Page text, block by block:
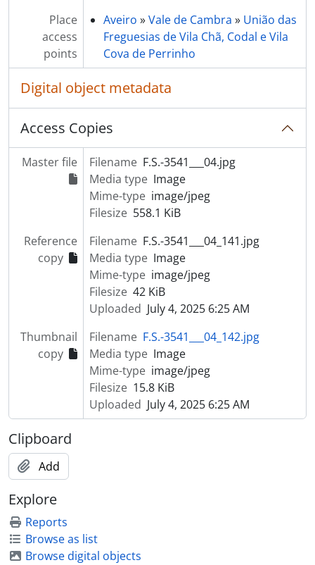
Place
access
points
Aveiro »Vale de Cambra » União das
Freguesias de Vila Chã, Codal e Vila
Cova de Perrinho
Digital object metadata
Access Copies
Master file Filename F.S.-3541___04.jpg
Media type Image
Mime-type image/jpeg
Filesize 558.1 KiB
Reference
copy
Filename F.S.-3541___04_141.jpg
Media type Image
Mime-type image/jpeg
Filesize 42 KiB
Uploaded July 4, 2025 6:25 AM
Thumbnail
copy
Filename F.S.-3541___04_142.jpg
Media type Image
Mime-type image/jpeg
Filesize 15.8 KiB
Uploaded July 4, 2025 6:25 AM
Clipboard
Add
Explore
Reports
Browse as list
Browse digital objects